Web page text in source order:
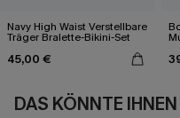
Navy High Waist Verstellbare
Träger Bralette-Bikini-Set
45,00 €
DAS KÖNNTE